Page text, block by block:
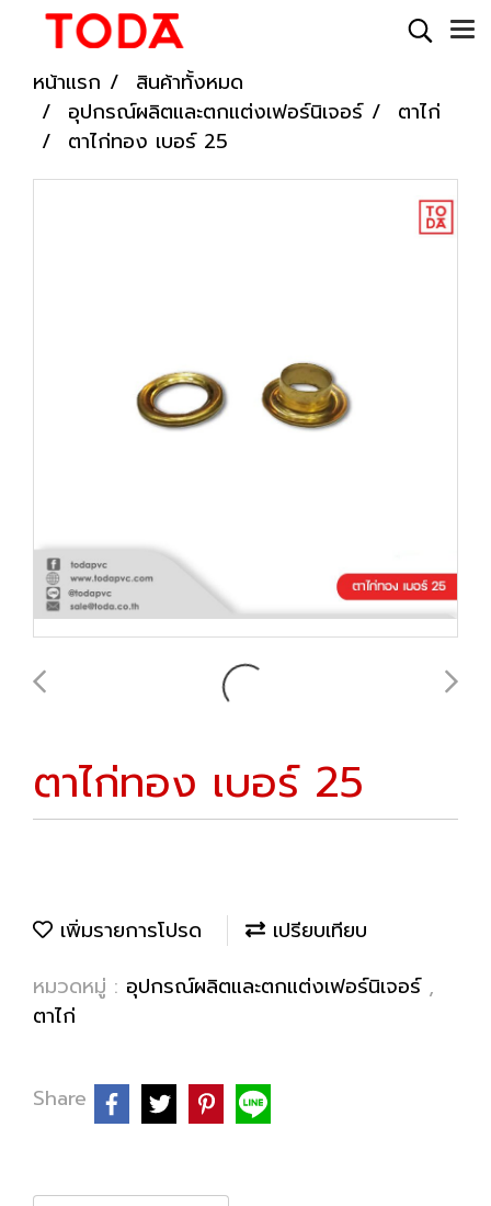
หน้าแรก
สินค้าทั้งหมด
อุปกรณ์ผลิตและตกแต่งเฟอร์นิเจอร์
ตาไก่
ตาไก่ทอง เบอร์ 25
ตาไก่ทอง เบอร์ 25
เพิ่มรายการโปรด
เปรียบเทียบ
หมวดหมู่ : อุปกรณ์ผลิตและตกแต่งเฟอร์นิเจอร์ ,
ตาไก่
Share